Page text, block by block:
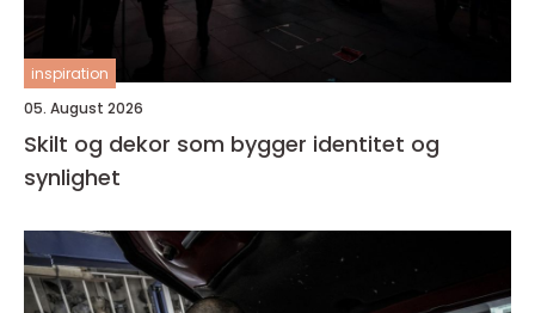
inspiration
05. August 2026
Skilt og dekor som bygger identitet og
synlighet